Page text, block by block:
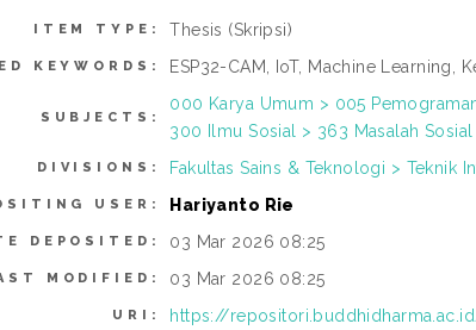
ITEM TYPE: Thesis (Skripsi)
KEYWORDS: ESP32-CAM, IoT, Machine Learning,
SUBJECTS:
000 Karya Umum > 005
300 Ilmu Sosial > 363 Masalah
DIVISIONS: Fakultas Sains & Teknologi > Teknik
USER: Hariyanto Rie
DEPOSITED: 03 Mar 2026 08:25
MODIFIED: 03 Mar 2026 08:25
URI: https://